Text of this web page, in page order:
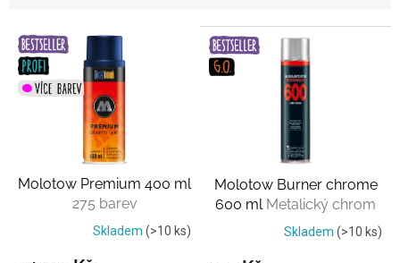
V
p
Molotow Premium 400 ml
275 barev
Skladem (>10 ks)
Molotow Burner chrome
600 ml Metalický chrom
Skladem (>10 ks)